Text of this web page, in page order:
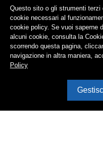
Questo sito o gli strumenti
cookie necessari al
cookie policy. Se vuoi saperne
alcuni cookie, consulta la
scorrendo questa pagina,
navigazione in altra maniera,
Policy